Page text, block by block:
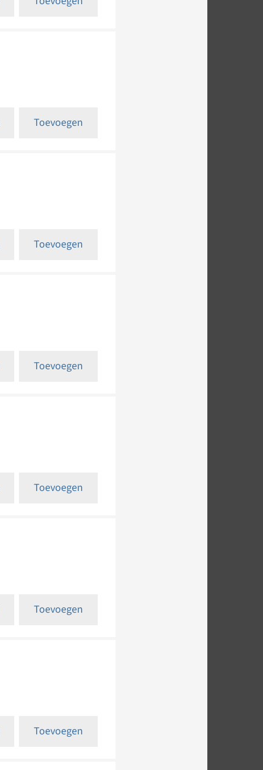
Toevoegen
Toevoegen
Toevoegen
Toevoegen
Toevoegen
Toevoegen